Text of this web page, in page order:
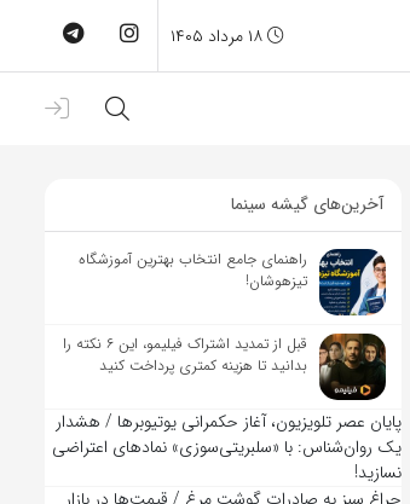
آخرین‌های گیشه سینما
راهنمای جامع انتخاب بهترین آموزشگاه
تیزهوشان!
قبل از تمدید اشتراک فیلیمو، این ۶ نکته را
بدانید تا هزینه کمتری پرداخت کنید
پایان عصر تلویزیون، آغاز حکمرانی یوتیوبرها / هشدار
یک روان‌شناس: با «سلبریتی‌سوزی» نمادهای اعتراضی
نسازید!